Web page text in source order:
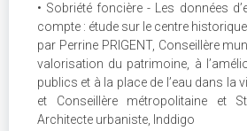
• Sobriété foncière - Les données
compte : étude sur le centre
par Perrine PRIGENT, Conseillère
valorisation du patrimoine, à
publics et à la place de l’eau dans la
et Conseillère métropolitaine et
Architecte urbaniste, Inddigo